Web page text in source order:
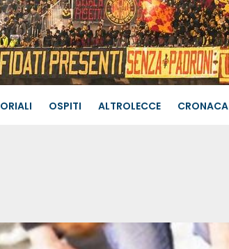
OSPITI ALTROLECCE CRONACA